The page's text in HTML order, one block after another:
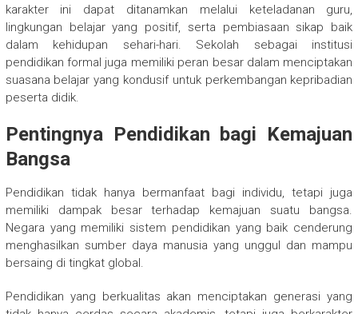
karakter ini dapat ditanamkan melalui keteladanan guru,
lingkungan belajar yang positif, serta pembiasaan sikap baik
dalam kehidupan sehari-hari. Sekolah sebagai institusi
pendidikan formal juga memiliki peran besar dalam menciptakan
suasana belajar yang kondusif untuk perkembangan kepribadian
peserta didik.
Pentingnya Pendidikan bagi Kemajuan
Bangsa
Pendidikan tidak hanya bermanfaat bagi individu, tetapi juga
memiliki dampak besar terhadap kemajuan suatu bangsa.
Negara yang memiliki sistem pendidikan yang baik cenderung
menghasilkan sumber daya manusia yang unggul dan mampu
bersaing di tingkat global.
Pendidikan yang berkualitas akan menciptakan generasi yang